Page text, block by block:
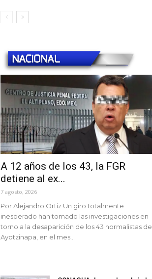
A 12 años de los 43, la FGR
detiene al ex...
7 agosto, 2026
Por Alejandro Ortiz Un giro totalmente
inesperado han tomado las investigaciones en
torno a la desaparición de los 43 normalistas de
Ayotzinapa, en el mes...